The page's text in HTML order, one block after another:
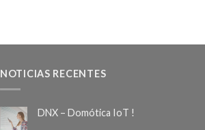
NOTICIAS RECENTES
DNX – Domótica IoT !